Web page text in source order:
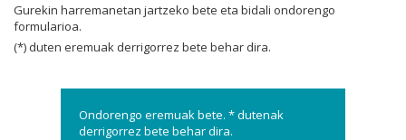
Gurekin harremanetan jartzeko bete eta bidali ondorengo
formularioa.
(*) duten eremuak derrigorrez bete behar dira.
Ondorengo eremuak bete. * dutenak
derrigorrez bete behar dira.